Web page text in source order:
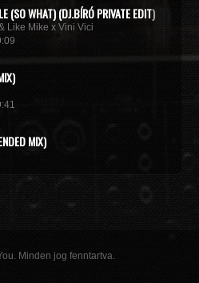
(SO WHAT) (DJ.BÍRÓ PRIVATE EDIT)
Like Mike x Vini Vici
MIX)
Minden jog fenntartva.